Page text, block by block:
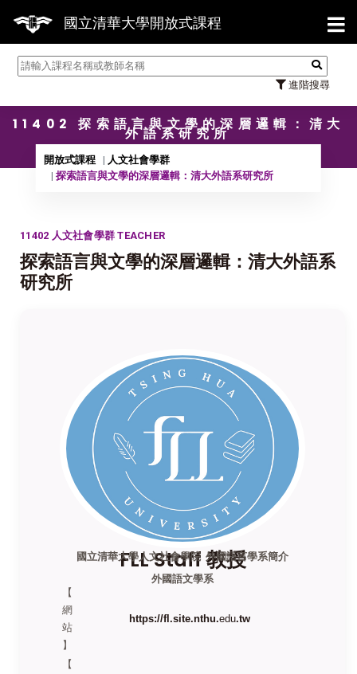
國立清華大學開放式課程
進階搜尋
【7/
11402 探索語言與文學的深層邏輯：清大
外語系研究所
開放式課程
人文社會學群
探索語言與文學的深層邏輯：清大外語系研究所
11402 人文社會學群 TEACHER
探索語言與文學的深層邏輯：清大外語系
研究所
FLL Staff 教授
外國語文學系
國立清華大學人文社會學院 外國語言學系簡介
【
網
站
】
https://fl.site.nthu.edu.tw
【